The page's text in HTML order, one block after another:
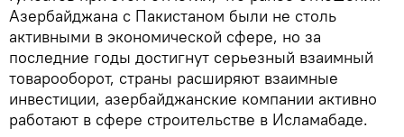
Азербайджана с Пакистаном были не столь
активными в экономической сфере, но за
последние годы достигнут серьезный взаимный
товарооборот, страны расширяют взаимные
инвестиции, азербайджанские компании активно
работают в сфере строительстве в Исламабаде.